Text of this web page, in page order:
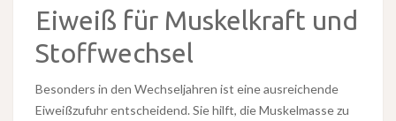
Eiweiß für Muskelkraft und
Stoffwechsel
Besonders in den Wechseljahren ist eine ausreichende
Eiweißzufuhr entscheidend. Sie hilft, die Muskelmasse zu